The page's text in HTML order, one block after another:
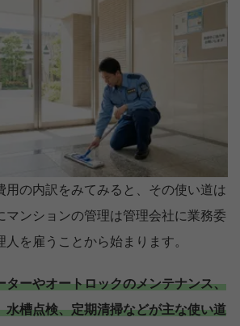
用の内訳をみてみると、その使い道は
マンションの管理は管理会社に業務委
を雇うことから始まります。
ターやオートロックのメンテナンス、
水槽点検、定期清掃などが主な使い道